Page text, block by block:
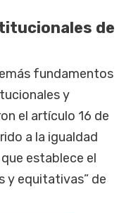
de
fundamentos
y
el artículo 16 de
a la igualdad
establece el
y equitativas” de